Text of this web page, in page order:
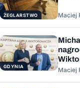
ŻEGLARSTWO Maciej
GDYNIA Maciej